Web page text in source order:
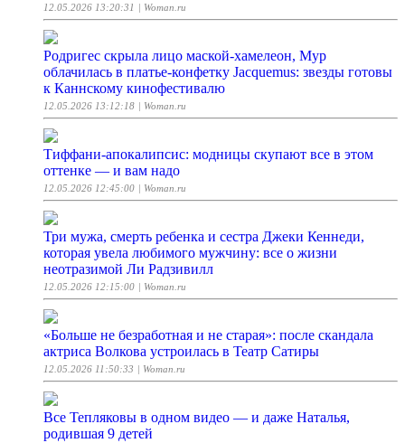
12.05.2026 13:20:31 | Woman.ru
Родригес скрыла лицо маской-хамелеон, Мур
облачилась в платье-конфетку Jacquemus: звезды готовы
к Каннскому кинофестивалю
12.05.2026 13:12:18 | Woman.ru
Тиффани-апокалипсис: модницы скупают все в этом
оттенке — и вам надо
12.05.2026 12:45:00 | Woman.ru
Три мужа, смерть ребенка и сестра Джеки Кеннеди,
которая увела любимого мужчину: все о жизни
неотразимой Ли Радзивилл
12.05.2026 12:15:00 | Woman.ru
«Больше не безработная и не старая»: после скандала
актриса Волкова устроилась в Театр Сатиры
12.05.2026 11:50:33 | Woman.ru
Все Тепляковы в одном видео — и даже Наталья,
родившая 9 детей